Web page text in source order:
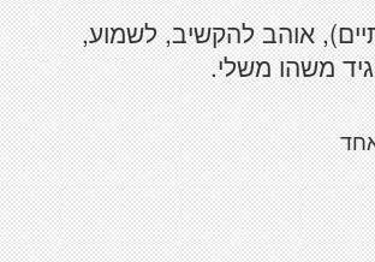
(בינתיים), אוהב להקשיב, לשמוע,
משהו משלי.